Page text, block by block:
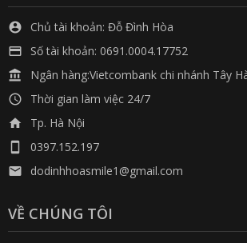
 Chủ tài khoản: Đỗ Đình Hòa
 Số tài khoản: 0691.0004.17752
 Ngân hàng:Vietcombank chi nhánh Tây
 Thời gian làm việc 24/7
 Tp. Hà Nội
 0397.152.197
 dodinhhoasmile1@gmail.com
VỀ CHÚNG TÔI